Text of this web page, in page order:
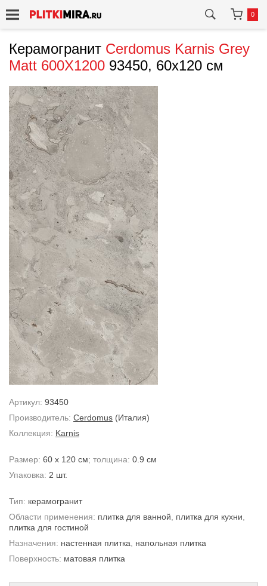
0
Керамогранит Cerdomus Karnis Grey
Matt 600X1200 93450, 60x120 см
Артикул: 93450
Производитель: Cerdomus (Италия)
Коллекция: Karnis
Размер: 60 x 120 см; толщина: 0.9 см
Упаковка: 2 шт.
Тип: керамогранит
Области применения: плитка для ванной плитка для кухни
плитка для гостиной
Назначения: настенная плитка
напольная плитка
Поверхность: матовая плитка